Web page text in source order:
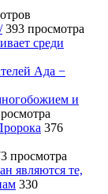
393 просмотра
среди
Ада −
и
376
просмотра
являются те,
330